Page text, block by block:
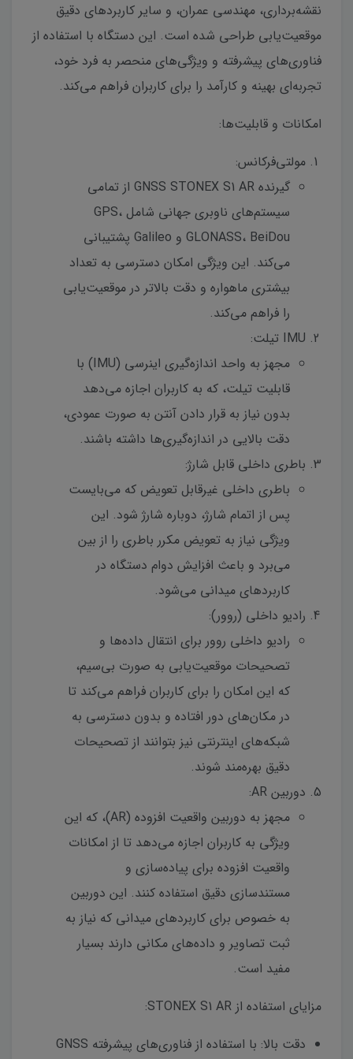
نقشه‌برداری، مهندسی عمران، و سایر کاربردهای دقیق
موقعیت‌یابی طراحی شده است. این دستگاه با استفاده از
فناوری‌های پیشرفته و ویژگی‌های منحصر به فرد خود،
تجربه‌ای بهینه و کارآمد را برای کاربران فراهم می‌کند.
امکانات و قابلیت‌ها:
مولتی‌فرکانس:
گیرنده GNSS STONEX S1 AR از تمامی
سیستم‌های ناوبری جهانی شامل GPS،
GLONASS، BeiDou و Galileo پشتیبانی
می‌کند. این ویژگی امکان دسترسی به تعداد
بیشتری ماهواره و دقت بالاتر در موقعیت‌یابی
را فراهم می‌کند.
IMU تیلت:
مجهز به واحد اندازه‌گیری اینرسی (IMU) با
قابلیت تیلت، که به کاربران اجازه می‌دهد
بدون نیاز به قرار دادن آنتن به صورت عمودی،
دقت بالایی در اندازه‌گیری‌ها داشته باشند.
باطری داخلی قابل شارژ:
باطری داخلی غیرقابل تعویض که می‌بایست
پس از اتمام شارژ، دوباره شارژ شود. این
ویژگی نیاز به تعویض مکرر باطری را از بین
می‌برد و باعث افزایش دوام دستگاه در
کاربردهای میدانی می‌شود.
رادیو داخلی (روور):
رادیو داخلی روور برای انتقال داده‌ها و
تصحیحات موقعیت‌یابی به صورت بی‌سیم،
که این امکان را برای کاربران فراهم می‌کند تا
در مکان‌های دور افتاده و بدون دسترسی به
شبکه‌های اینترنتی نیز بتوانند از تصحیحات
دقیق بهره‌مند شوند.
دوربین AR:
مجهز به دوربین واقعیت افزوده (AR)، که این
ویژگی به کاربران اجازه می‌دهد تا از امکانات
واقعیت افزوده برای پیاده‌سازی و
مستندسازی دقیق استفاده کنند. این دوربین
به خصوص برای کاربردهای میدانی که نیاز به
ثبت تصاویر و داده‌های مکانی دارند بسیار
مفید است.
مزایای استفاده از STONEX S1 AR:
دقت بالا: با استفاده از فناوری‌های پیشرفته GNSS